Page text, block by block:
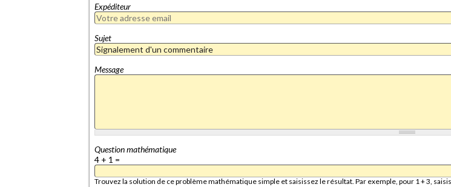
Expéditeur
Sujet
Message
Question mathématique
4 + 1 =
Trouvez la solution de ce problème mathématique simple et saisissez le résultat. Par exemple, pour 1 + 3,